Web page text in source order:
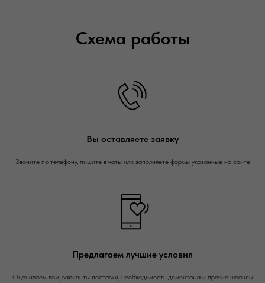
Схема работы
Вы оставляете заявку
Звоните по телефону, пишите в чаты или заполняете формы указанные на сайте
Предлагаем лучшие условия
Оцениваем лом, варианты доставки, необходимость демонтажа и прочие нюансы